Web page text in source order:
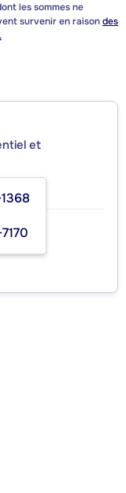
les sommes ne
survenir en raisondes
et
INC.